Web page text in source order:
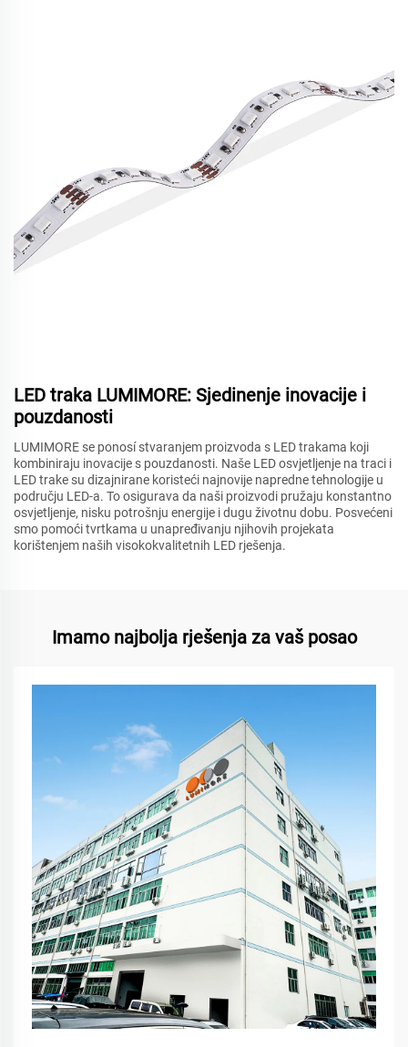
LED traka LUMIMORE: Sjedinenje inovacije i
pouzdanosti
LUMIMORE se ponosí stvaranjem proizvoda s LED trakama koji
kombiniraju inovacije s pouzdanosti. Naše LED osvjetljenje na traci i
LED trake su dizajnirane koristeći najnovije napredne tehnologije u
području LED-a. To osigurava da naši proizvodi pružaju konstantno
osvjetljenje, nisku potrošnju energije i dugu životnu dobu. Posvećeni
smo pomoći tvrtkama u unapređivanju njihovih projekata
korištenjem naših visokokvalitetnih LED rješenja.
Imamo najbolja rješenja za vaš posao